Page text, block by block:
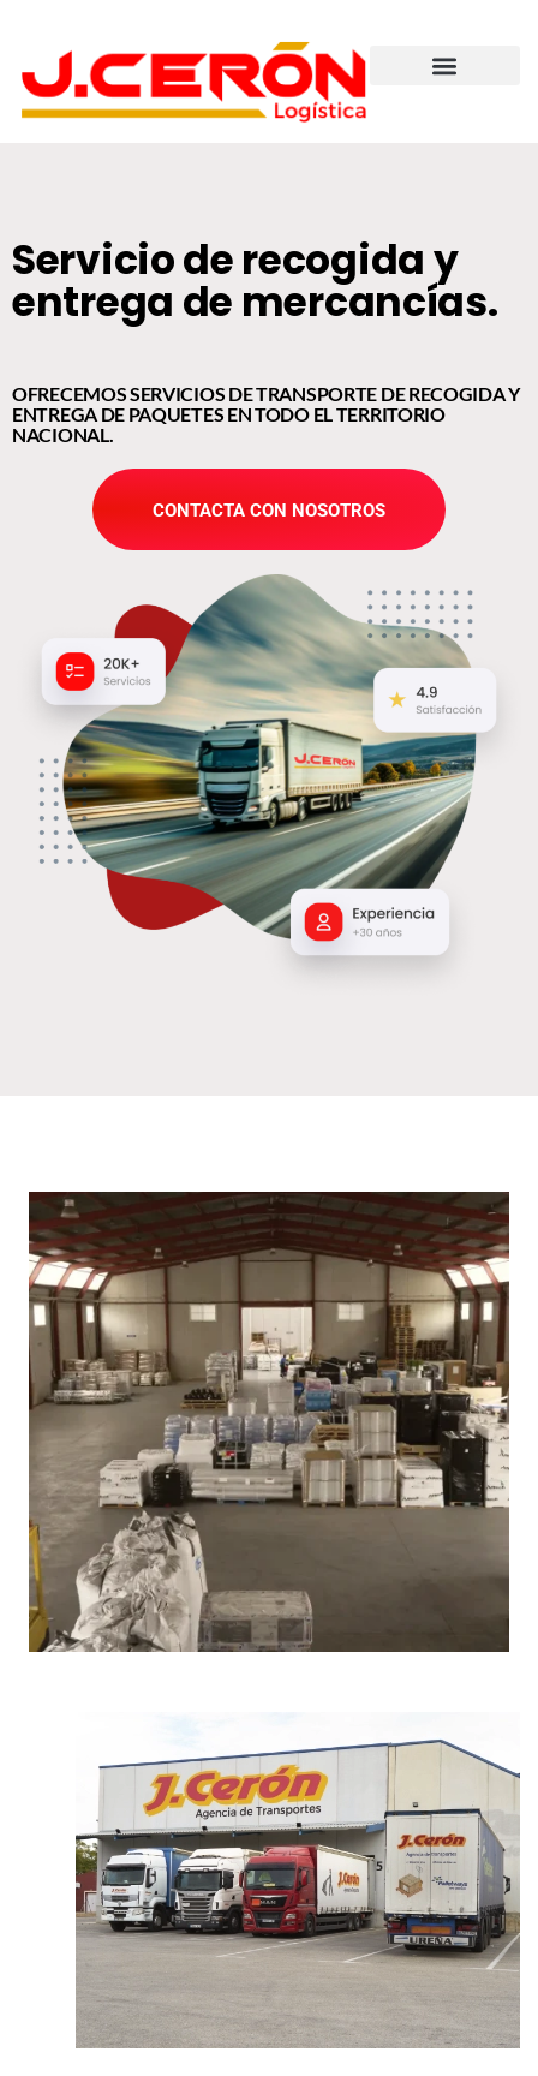
Servicio de recogida y
entrega de mercancías.
OFRECEMOS SERVICIOS DE TRANSPORTE DE RECOGIDA Y
ENTREGA DE PAQUETES EN TODO EL TERRITORIO
NACIONAL.
CONTACTA CON NOSOTROS